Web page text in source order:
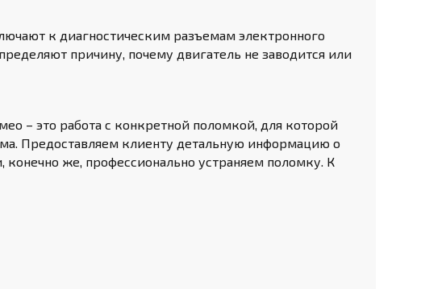
к диагностическим разъемам электронного
причину, почему двигатель не заводится или
– это работа с конкретной поломкой, для которой
Предоставляем клиенту детальную информацию о
же, профессионально устраняем поломку. К